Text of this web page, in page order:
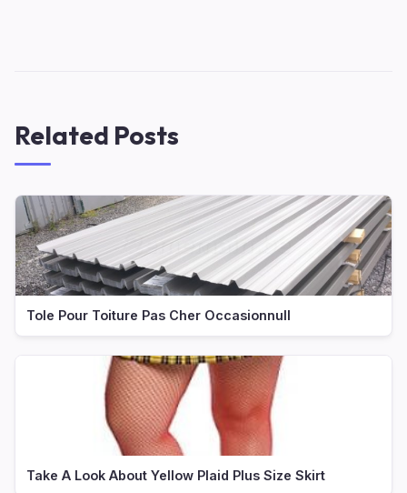
Related Posts
Tole Pour Toiture Pas Cher Occasionnull
Take A Look About Yellow Plaid Plus Size Skirt